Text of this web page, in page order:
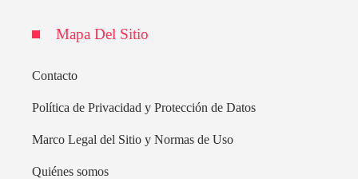
Mapa Del Sitio
Contacto
Política de Privacidad y Protección de Datos
Marco Legal del Sitio y Normas de Uso
Quiénes somos